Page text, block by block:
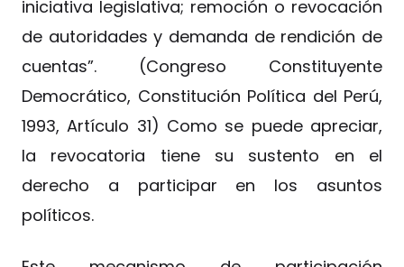
iniciativa legislativa; remoción o revocación
de autoridades y demanda de rendición de
cuentas”. (Congreso Constituyente
Democrático, Constitución Política del Perú,
1993, Artículo 31) Como se puede apreciar,
la revocatoria tiene su sustento en el
derecho a participar en los asuntos
políticos.